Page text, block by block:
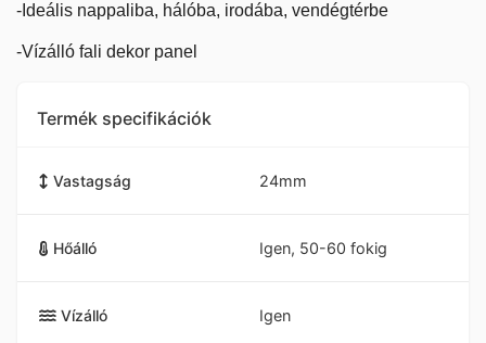
-Ideális nappaliba, hálóba, irodába, vendégtérbe
-Vízálló fali dekor panel
Termék specifikációk
Vastagság 24mm
Hőálló Igen, 50-60 fokig
Vízálló Igen